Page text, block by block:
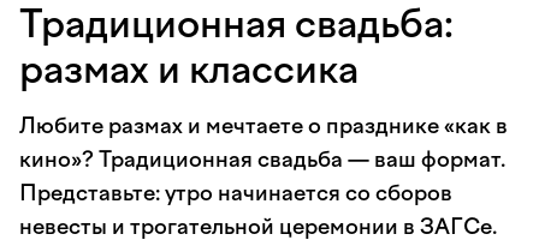
Традиционная свадьба:
размах и классика
Любите размах и мечтаете о празднике «как в
кино»? Традиционная свадьба — ваш формат.
Представьте: утро начинается со сборов
невесты и трогательной церемонии в ЗАГСе.